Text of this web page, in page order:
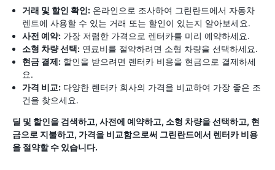
거래 및 할인 확인: 온라인으로 조사하여 그린란드에서 자동차
렌트에 사용할 수 있는 거래 또는 할인이 있는지 알아보세요.
사전 예약: 가장 저렴한 가격으로 렌터카를 미리 예약하세요.
소형 차량 선택: 연료비를 절약하려면 소형 차량을 선택하세요.
현금 결제: 할인을 받으려면 렌터카 비용을 현금으로 결제하세
요.
가격 비교: 다양한 렌터카 회사의 가격을 비교하여 가장 좋은 조
건을 찾으세요.
딜 및 할인을 검색하고, 사전에 예약하고, 소형 차량을 선택하고, 현
금으로 지불하고, 가격을 비교함으로써 그린란드에서 렌터카 비용
을 절약할 수 있습니다.